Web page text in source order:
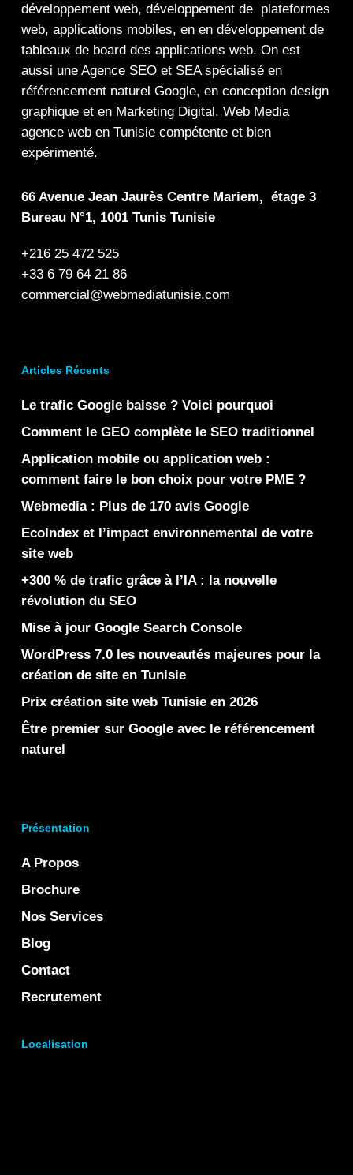
développement web, développement de plateformes
web, applications mobiles, en en développement de
tableaux de boarddes applications web. On est
aussi une Agence SEOet SEAspécialisé en
référencement naturel Google, en conception design
graphiqueet en Marketing Digital. Web Media
agence web en Tunisie compétente et bien
expérimenté.
66 Avenue Jean Jaurès Centre Mariem, étage 3
Bureau N°1, 1001 Tunis Tunisie
+216 25 472 525
+33 6 79 64 21 86
commercial@webmediatunisie.com
Articles Récents
Le trafic Google baisse ? Voici pourquoi
Comment le GEO complète le SEO traditionnel
Application mobile ou application web :
comment faire le bon choix pour votre PME ?
Webmedia : Plus de 170 avis Google
EcoIndex et l’impact environnemental de votre
site web
+300 % de trafic grâce à l’IA : la nouvelle
révolution du SEO
Mise à jour Google Search Console
WordPress 7.0 les nouveautés majeures pour la
création de site en Tunisie
Prix création site web Tunisie en 2026
Être premier sur Google avec le référencement
naturel
Présentation
A Propos
Brochure
Nos Services
Blog
Contact
Recrutement
Localisation